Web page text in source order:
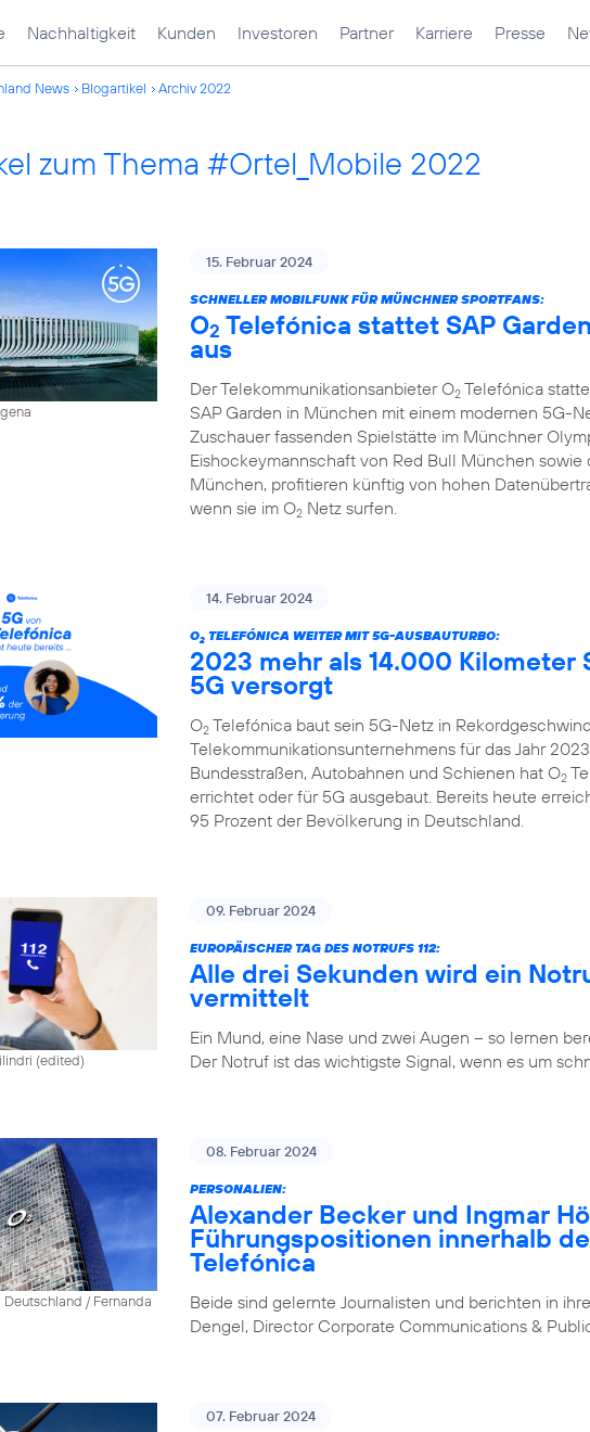
Nachhaltigkeit Kunden Investoren Partner Karriere Presse
News Blogartikel Archiv 2022
zum Thema #Ortel_Mobile 2022
15. Februar 2024
SCHNELLER MOBILFUNK FÜR MÜNCHNER SPORTFANS:
O2 Telefónica stattet SAP
aus
Der Telekommunikationsanbieter O2 Telefónica
SAP Garden in München mit einem modernen 5G-
Zuschauer fassenden Spielstätte im Münchner
Eishockeymannschaft von Red Bull München sowie
München, profitieren künftig von hohen
wenn sie im O2 Netz surfen.
14. Februar 2024
O2 TELEFÓNICA WEITER MIT 5G-AUSBAUTURBO:
2023 mehr als 14.000 Kilometer
5G versorgt
O2 Telefónica baut sein 5G-Netz in
Telekommunikationsunternehmens für das Jahr
Bundesstraßen, Autobahnen und Schienen hat O2
errichtet oder für 5G ausgebaut. Bereits heute
95 Prozent der Bevölkerung in Deutschland.
(edited)
09. Februar 2024
EUROPÄISCHER TAG DES NOTRUFS 112:
Alle drei Sekunden wird ein
vermittelt
Ein Mund, eine Nase und zwei Augen – so lernen
Der Notruf ist das wichtigste Signal, wenn es um
/ Fernanda
08. Februar 2024
PERSONALIEN:
Alexander Becker und Ingmar
Führungspositionen innerhalb
Telefónica
Beide sind gelernte Journalisten und berichten in
Dengel, Director Corporate Communications &
07. Februar 2024